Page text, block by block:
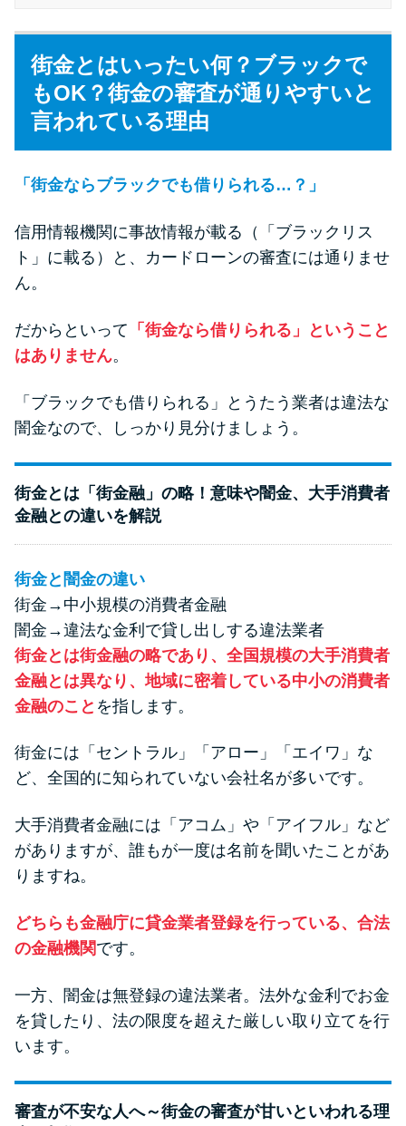
やシステムをカードローンと比
較
未成年でもお金を借りられる？
学生がお金を借りる方法は？親
へのバレにくさや将来への影響
を解説
ソフト闇金とは？悪質な手口に
090金融（闇金）からお金を借り
てはいけない理由と借りた場合
申し込みブラックとは?判断の目
ブラックでもお金を借りるに
は？3つの判断基準と工面法
アコムはブラックでも審査に通
る？ 自分がブラックか確かめる
方法
アコムとレイクどっちがいい
底解説！
方法はどれ？
落ちる？バンクイックの口コミ
を分析
みずほ銀行カードローンの問い
合わせ先とシーン別の問い合わ
街金とはいったい何？ブラックで
もOK？街金の審査が通りやすいと
言われている理由
「街金ならブラックでも借りられる…？」
信用情報機関に事故情報が載る（「ブラックリス
ト」に載る）と、カードローンの審査には通りませ
ん。
だからといって 「街金なら借りられる」ということ
はありません。
「ブラックでも借りられる」とうたう業者は違法な
闇金なので、しっかり見分けましょう。
街金とは「街金融」の略！意味や闇金、大手消費者
金融との違いを解説
街金と闇金の違い
街金→中小規模の消費者金融
闇金→違法な金利で貸し出しする違法業者
街金とは街金融の略であり、全国規模の大手消費者
金融とは異なり、地域に密着している中小の消費者
金融のこと を指します。
街金には「セントラル」「アロー」「エイワ」な
ど、全国的に知られていない会社名が多いです。
大手消費者金融には「アコム」や「アイフル」など
がありますが、誰もが一度は名前を聞いたことがあ
りますね。
どちらも金融庁に貸金業者登録を行っている、合法
の金融機関です。
一方、闇金は無登録の違法業者。法外な金利でお金
を貸したり、法の限度を超えた厳しい取り立てを行
います。
審査が不安な人へ～街金の審査が甘いといわれる理